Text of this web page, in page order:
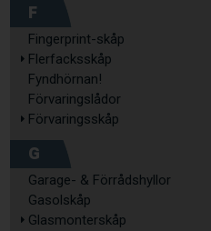
F
Fingerprint-skåp
Flerfacksskåp
Fyndhörnan!
Förvaringslådor
Förvaringsskåp
G
Garage- & Förrådshyllor
Gasolskåp
Glasmonterskåp